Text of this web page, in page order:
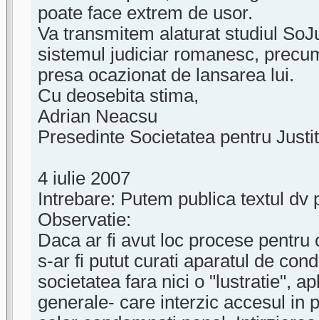
poate face extrem de usor.
Va transmitem alaturat studiul
sistemul judiciar romanesc,
presa ocazionat de lansarea lui.
Cu deosebita stima,
Adrian Neacsu
Presedinte Societatea pentru
4 iulie 2007
Intrebare: Putem publica textul dv
Observatie:
Daca ar fi avut loc procese
s-ar fi putut curati aparatul de
societatea fara nici o "lustratie",
generale- care interzic accesul in